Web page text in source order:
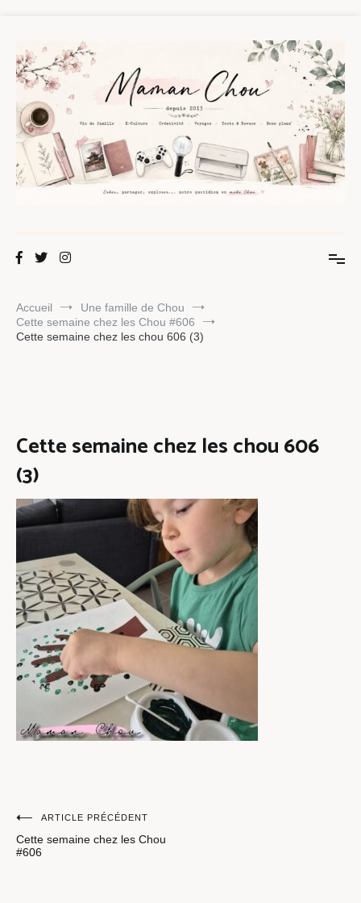
contenu
Maman Chou
Accueil
Une famille de Chou
Cette semaine chez les Chou #606
Cette semaine chez les chou 606 (3)
Cette semaine chez les chou 606
(3)
Navigation
de
ARTICLE PRÉCÉDENT
Cette semaine chez les Chou
#606